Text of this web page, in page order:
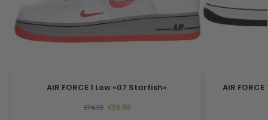
AIR FORCE 1 Low «07 Starfish»
€74.90 €59.90
AIR